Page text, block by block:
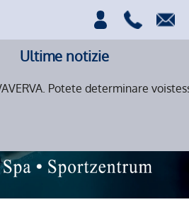
Ultime notizie
Potete determinare